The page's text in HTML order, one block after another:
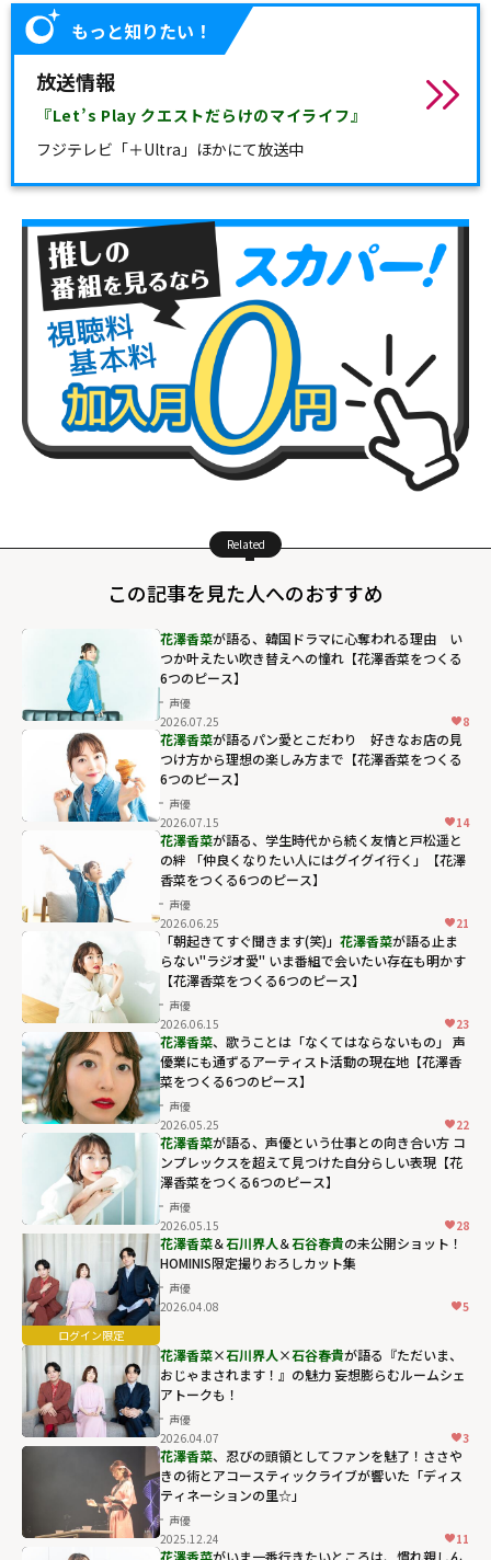
もっと知りたい！
放送情報
『Let’s Play クエストだらけのマイライフ』
フジテレビ「＋Ultra」ほかにて放送中
Related
この記事を見た人へのおすすめ
花澤香菜が語る、韓国ドラマに心奪われる理由 い
つか叶えたい吹き替えへの憧れ【花澤香菜をつくる
6つのピース】
声優
2026.07.25
8
花澤香菜が語るパン愛とこだわり 好きなお店の見
つけ方から理想の楽しみ方まで【花澤香菜をつくる
6つのピース】
声優
2026.07.15
14
花澤香菜が語る、学生時代から続く友情と戸松遥と
の絆 「仲良くなりたい人にはグイグイ行く」【花澤
香菜をつくる6つのピース】
声優
2026.06.25
21
「朝起きてすぐ聞きます(笑)」 花澤香菜が語る止ま
らない"ラジオ愛" いま番組で会いたい存在も明かす
【花澤香菜をつくる6つのピース】
声優
2026.06.15
23
花澤香菜、歌うことは「なくてはならないもの」 声
優業にも通ずるアーティスト活動の現在地【花澤香
菜をつくる6つのピース】
声優
2026.05.25
22
花澤香菜が語る、声優という仕事との向き合い方 コ
ンプレックスを超えて見つけた自分らしい表現【花
澤香菜をつくる6つのピース】
声優
2026.05.15
28
花澤香菜＆石川界人＆石谷春貴の未公開ショット！
HOMINIS限定撮りおろしカット集
声優
2026.04.08
5
花澤香菜×石川界人×石谷春貴が語る『ただいま、
おじゃまされます！』の魅力 妄想膨らむルームシェ
アトークも！
声優
2026.04.07
3
花澤香菜、忍びの頭領としてファンを魅了！ささや
きの術とアコースティックライブが響いた「ディス
ティネーションの里☆」
声優
2025.12.24
11
花澤香菜がいま一番行きたいところは、慣れ親しん